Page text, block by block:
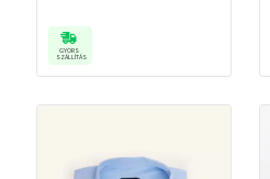
GYORS
SZÁLLÍTÁS